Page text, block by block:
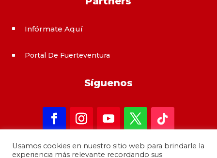
^ Infórmate Aquí
^ Portal De Fuerteventura
Síguenos
Usamos cookies en nuestro sitio web para brindarle la
experiencia más relevante recordando sus